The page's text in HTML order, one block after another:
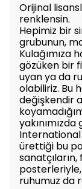
Orijinal
renklensin.
Hepimiz bir
grubunun,
Kulağımıza
gözüken bir
uyan ya da
olabiliriz. Bu
değişkendir
International
ürettiği bu
ruhumuz da